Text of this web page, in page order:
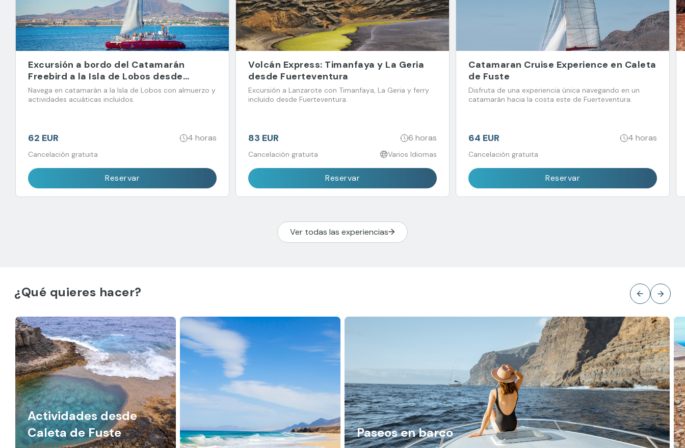
Excursión a bordo del Catamarán
Freebird a la Isla de Lobos desde
Corralejo
Navega en catamarán a la Isla de Lobos con almuerzo y
actividades acuáticas incluidos.
62 EUR 4 horas
Cancelación gratuita
Reservar
Volcán Express: Timanfaya y La Geria
desde Fuerteventura
Excursión a Lanzarote con Timanfaya, La Geria y ferry
incluido desde Fuerteventura.
83 EUR 6 horas
Cancelación gratuita Varios Idiomas
Reservar
Catamaran Cruise Experience en Caleta
de Fuste
Disfruta de una experiencia única navegando en un
catamarán hacia la costa este de Fuerteventura.
64 EUR 4 horas
Cancelación gratuita
Reservar
Ver todas las experiencias
¿Qué quieres hacer?
Actividades desde
Caleta de Fuste
Paseos en barco